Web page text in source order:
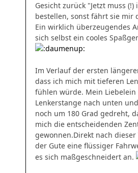
Gesicht zurück "Jetzt muss (!)
bestellen, sonst fährt sie mir
Ein wirklich überzeugendes
sich selbst ein cooles
Im Verlauf der ersten
dass ich mich mit tieferen
fühlen würde. Mein
Lenkerstange nach unten
noch um 180 Grad gedreht,
mich die entscheidenden
gewonnen.Direkt nach
der Gute eine flüssiger
es sich maßgeschneidert an.